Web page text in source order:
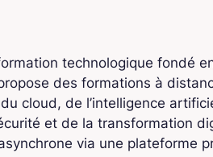
technologique fondé
des formations à
cloud, de l’intelligence
et de la transformation
via une plateforme